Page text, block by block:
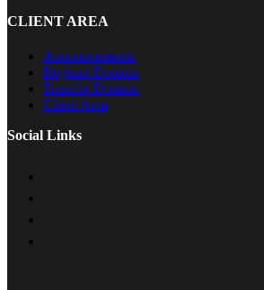
CLIENT AREA
Announcements
Register Domain
Transfer Domain
Client Area
Social Links